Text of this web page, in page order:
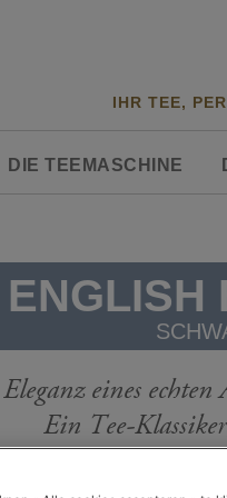
IHR TEE,
DIE TEEMASCHINE
ENGLISH
eines
Ein Tee-